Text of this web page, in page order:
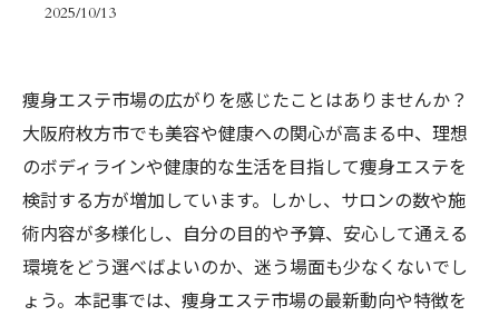
2025/10/13
痩身エステ市場の広がりを感じたことはありませんか？
大阪府枚方市でも美容や健康への関心が高まる中、理想
のボディラインや健康的な生活を目指して痩身エステを
検討する方が増加しています。しかし、サロンの数や施
術内容が多様化し、自分の目的や予算、安心して通える
環境をどう選べばよいのか、迷う場面も少なくないでし
ょう。本記事では、痩身エステ市場の最新動向や特徴を